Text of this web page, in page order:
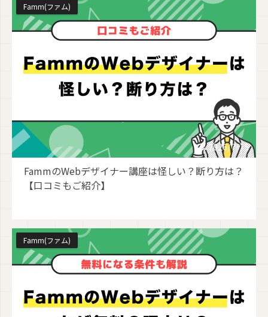
2026/7/15
Famm(ファム)
FammのWebデザイナー講座は怪しい？断り方は？
【口コミもご紹介】
Famm(ファム)